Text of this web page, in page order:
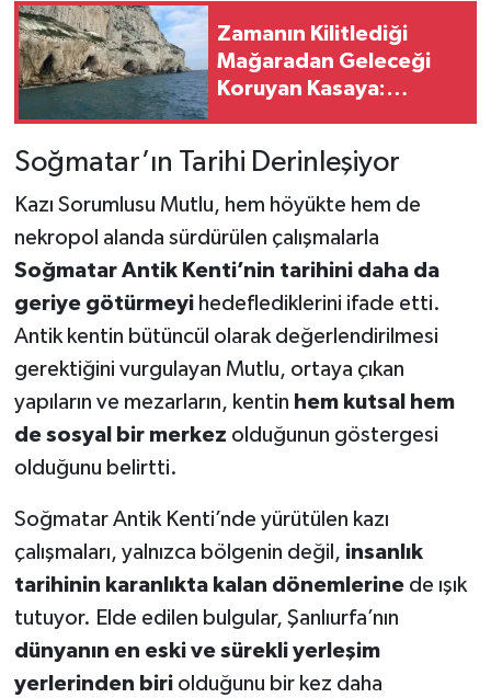
Zamanın Kilitlediği
Mağaradan Geleceği
Koruyan Kasaya:
Soğmatar’ın Tarihi Derinleşiyor
Kazı Sorumlusu Mutlu, hem höyükte hem de
nekropol alanda sürdürülen çalışmalarla
Soğmatar Antik Kenti’nin tarihini daha da
geriye götürmeyihedeflediklerini ifade etti.
Antik kentin bütüncül olarak değerlendirilmesi
gerektiğini vurgulayan Mutlu, ortaya çıkan
yapıların ve mezarların, kentin hem kutsal hem
de sosyal bir merkez olduğunun göstergesi
olduğunu belirtti.
Soğmatar Antik Kenti’nde yürütülen kazı
çalışmaları, yalnızca bölgenin değil, insanlık
tarihinin karanlıkta kalan dönemlerinede ışık
tutuyor. Elde edilen bulgular, Şanlıurfa’nın
dünyanın en eski ve sürekli yerleşim
yerlerinden biriolduğunu bir kez daha